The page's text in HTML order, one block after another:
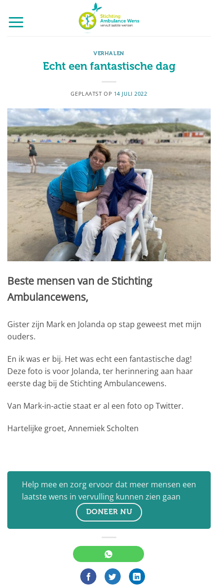
naar
inhoud
VERHALEN
Echt een fantastische dag
GEPLAATST OP 14 JULI 2022
Beste mensen van de Stichting
Ambulancewens,
Gister zijn Mark en Jolanda op stap geweest met mijn
ouders.
En ik was er bij. Het was echt een fantastische dag!
Deze foto is voor Jolanda, ter herinnering aan haar
eerste dag bij de Stichting Ambulancewens.
Van Mark-in-actie staat er al een foto op Twitter.
Hartelijke groet, Annemiek Scholten
Help mee en zorg ervoor dat meer mensen een
laatste wens in vervulling kunnen zien gaan
DONEER NU